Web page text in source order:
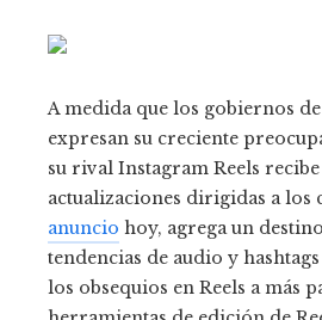
A medida que los gobiernos
expresan su creciente
su rival Instagram Reels
actualizaciones dirigidas a los
anuncio hoy, agrega un
tendencias de audio y
los obsequios en Reels a más